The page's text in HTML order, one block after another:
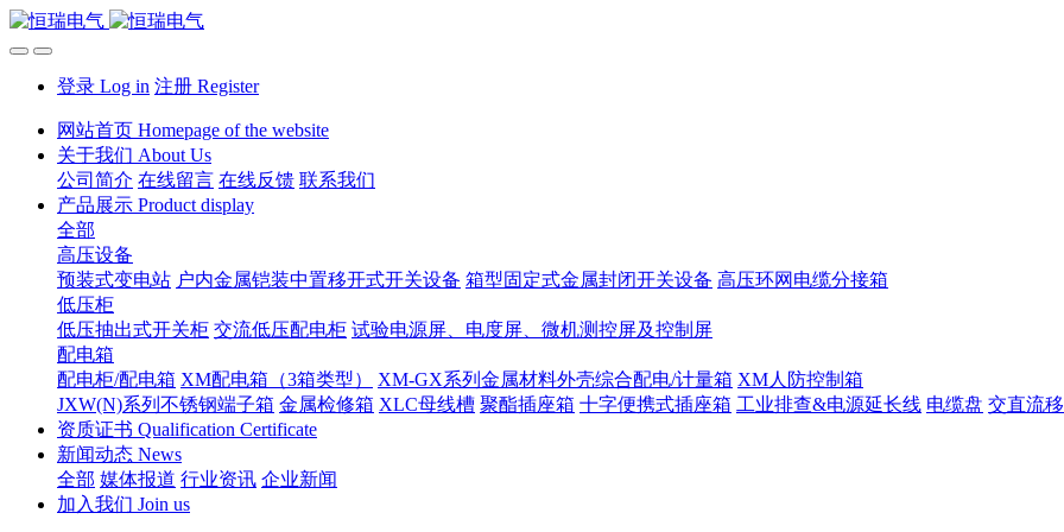
登录 Log in 注册 Register
网站首页 Homepage of the website
关于我们 About Us
公司简介 在线留言 在线反馈 联系我们
产品展示 Product display
全部
高压设备
预装式变电站 户内金属铠装中置移开式开关设备 箱型固定式金属封闭开关设备 高压环网电缆分接箱
低压柜
低压抽出式开关柜 交流低压配电柜 试验电源屏、电度屏、微机测控屏及控制屏
配电箱
配电柜/配电箱 XM配电箱（3箱类型） XM-GX系列金属材料外壳综合配电/计量箱 XM人防控制箱
JXW(N)系列不锈钢端子箱 金属检修箱 XLC母线槽 聚酯插座箱 十字便携式插座箱 工业排查&电源延长线 电缆盘 交直流
资质证书 Qualification Certificate
新闻动态 News
全部 媒体报道 行业资讯 企业新闻
加入我们 Join us